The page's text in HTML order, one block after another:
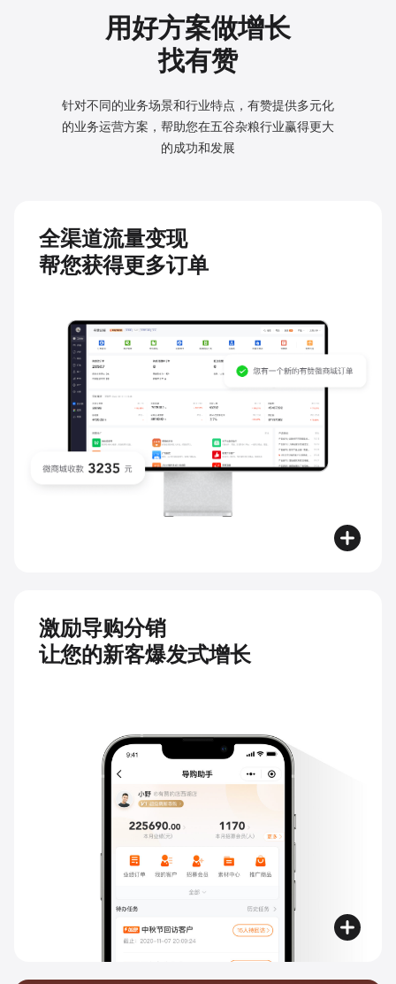
用好方案做增长
找有赞
针对不同的业务场景和行业特点，有赞提供多元化
的业务运营方案，帮助您在五谷杂粮行业赢得更大
的成功和发展
全渠道流量变现
帮您获得更多订单
激励导购分销
让您的新客爆发式增长